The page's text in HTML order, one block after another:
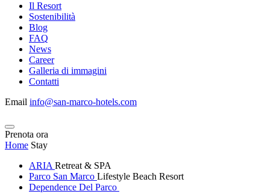
Il Resort
Sostenibilità
Blog
FAQ
News
Career
Galleria di immagini
Contatti
Email info@san-marco-hotels.com
Prenota ora
Home Stay
ARIA Retreat & SPA
Parco San Marco Lifestyle Beach Resort
Dependence Del Parco